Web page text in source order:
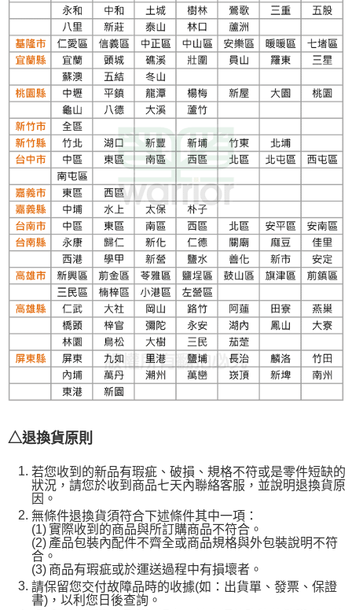
△退換貨原則
若您收到的新品有瑕疵、破損、規格不符或是零件短缺的
狀況，請您於收到商品七天內聯絡客服，並說明退換貨原
因。
無條件退換貨須符合下述條件其中一項：
(1)實際收到的商品與所訂購商品不符合。
(2) 產品包裝內配件不齊全或商品規格與外包裝說明不符
合。
(3) 商品有瑕疵或於運送過程中有損壞者。
請保留您交付故障品時的收據(如：出貨單、發票、保證
書)，以利您日後查詢。